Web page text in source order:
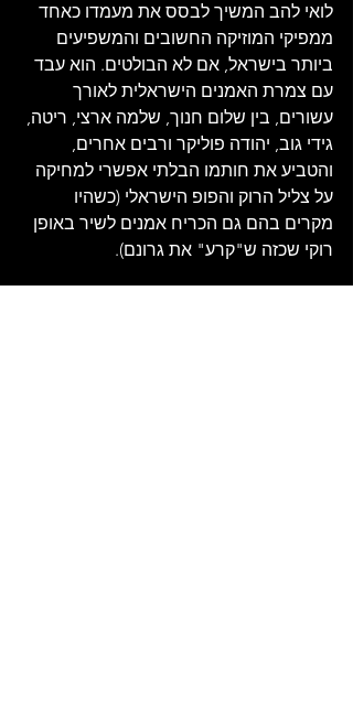
לואי להב המשיך לבסס את מעמדו כאחד
ממפיקי המוזיקה החשובים והמשפיעים
ביותר בישראל, אם לא הבולטים. הוא עבד
עם צמרת האמנים הישראלית לאורך
עשורים, בין שלום חנוך, שלמה ארצי, ריטה,
גידי גוב, יהודה פוליקר ורבים אחרים,
והטביע את חותמו הבלתי אפשרי למחיקה
על צליל הרוק והפופ הישראלי (כשהיו
מקרים בהם גם הכריח אמנים לשיר באופן
רוקי שכזה ש"קרע" את גרונם).